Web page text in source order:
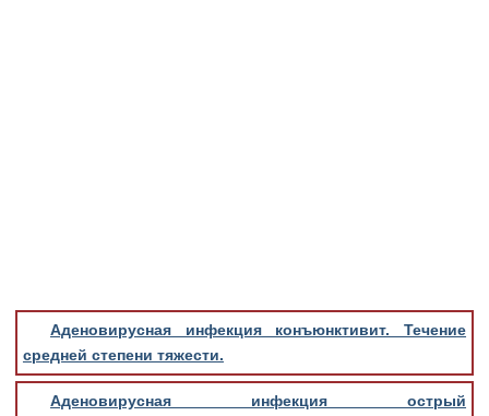
Аденовирусная инфекция конъюнктивит. Течение
средней степени тяжести.
Аденовирусная инфекция острый